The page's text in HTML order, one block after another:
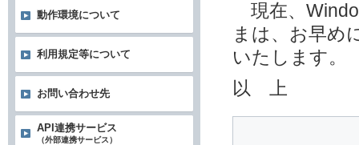
現在、
まは、お早め
いたします。
以 上
動作環境について
利用規定等について
お問い合わせ先
API連携サービス
（外部連携サービス）